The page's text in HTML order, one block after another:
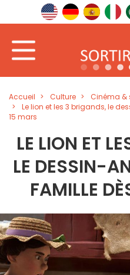
Accueil Culture
Cinéma &
Le lion et les 3 brigands, le
15 mars
LE LION ET
LE DESSIN-
FAMILLE